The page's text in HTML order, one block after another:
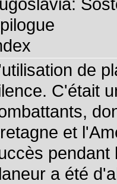
de
C'était
et
pendant
a été